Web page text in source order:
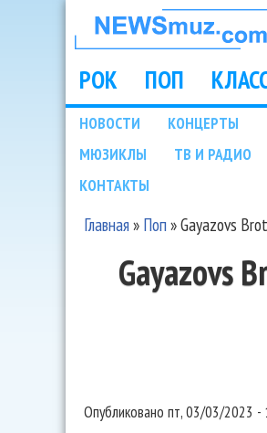
НОВОСТИ
МУЗЫКИ И
ШОУ БИЗНЕСА
NEWSMUZ.COM
Main menu
РОК ПОП
НОВОСТИ КОНЦЕРТЫ
МЮЗИКЛЫ
ТВ И РАДИО
КОНТАКТЫ
Главная» Поп»Gayazovs
Gayazovs
Опубликовано пт, 03/03/2023 -